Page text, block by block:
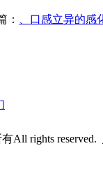
： 、口感立异的
All rights reserved.